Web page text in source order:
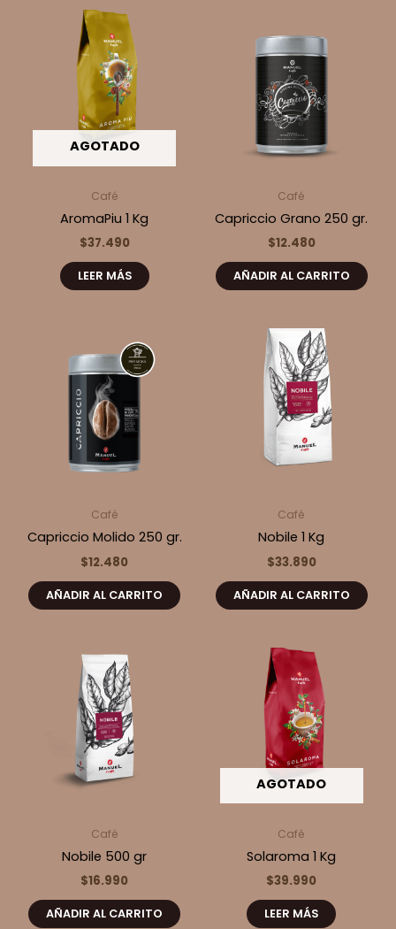
AGOTADO
Café
AromaPiu 1 Kg
$37.490
LEER MÁS
Café
Capriccio Grano 250 gr.
$12.480
AÑADIR AL CARRITO
Café
Capriccio Molido 250 gr.
$12.480
AÑADIR AL CARRITO
Café
Nobile 1 Kg
$33.890
AÑADIR AL CARRITO
Café
Nobile 500 gr
$16.990
AÑADIR AL CARRITO
AGOTADO
Café
Solaroma 1 Kg
$39.990
LEER MÁS